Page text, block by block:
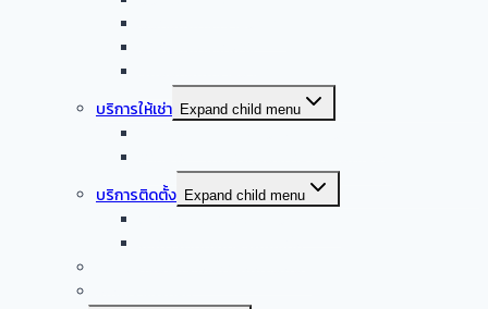
บริการให้เช่า Expand child menu
บริการติดตั้ง Expand child menu